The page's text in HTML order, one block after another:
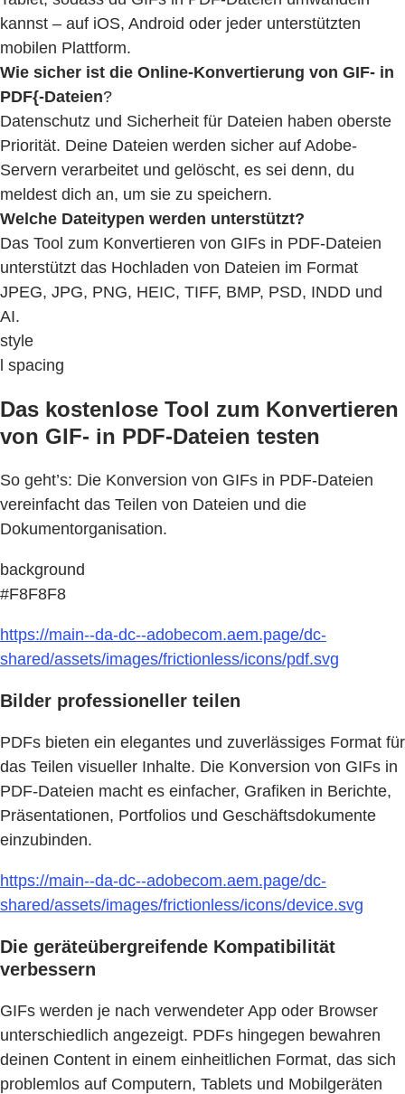
kannst – auf iOS, Android oder jeder unterstützten
mobilen Plattform.
Wie sicher ist die Online-Konvertierung von GIF- in
PDF{-Dateien?
Datenschutz und Sicherheit für Dateien haben oberste
Priorität. Deine Dateien werden sicher auf Adobe-
Servern verarbeitet und gelöscht, es sei denn, du
meldest dich an, um sie zu speichern.
Welche Dateitypen werden unterstützt?
Das Tool zum Konvertieren von GIFs in PDF-Dateien
unterstützt das Hochladen von Dateien im Format
JPEG, JPG, PNG, HEIC, TIFF, BMP, PSD, INDD und
AI.
style
l spacing
Das kostenlose Tool zum Konvertieren
von GIF- in PDF-Dateien testen
So geht’s: Die Konversion von GIFs in PDF-Dateien
vereinfacht das Teilen von Dateien und die
Dokumentorganisation.
background
#F8F8F8
https://main--da-dc--adobecom.aem.page/dc-
shared/assets/images/frictionless/icons/pdf.svg
Bilder professioneller teilen
PDFs bieten ein elegantes und zuverlässiges Format für
das Teilen visueller Inhalte. Die Konversion von GIFs in
PDF-Dateien macht es einfacher, Grafiken in Berichte,
Präsentationen, Portfolios und Geschäftsdokumente
einzubinden.
https://main--da-dc--adobecom.aem.page/dc-
shared/assets/images/frictionless/icons/device.svg
Die geräteübergreifende Kompatibilität
verbessern
GIFs werden je nach verwendeter App oder Browser
unterschiedlich angezeigt. PDFs hingegen bewahren
deinen Content in einem einheitlichen Format, das sich
problemlos auf Computern, Tablets und Mobilgeräten